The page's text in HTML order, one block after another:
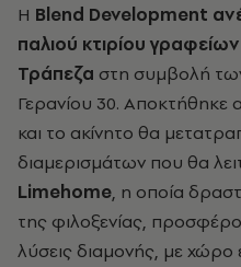
Blend Development
παλιού κτιρίου
Τράπεζα στη συμβολή
Γερανίου 30.
και το ακίνητο θα
διαμερισμάτων που θα
Limehome, η οποία
της φιλοξενίας,
λύσεις διαμονής, με